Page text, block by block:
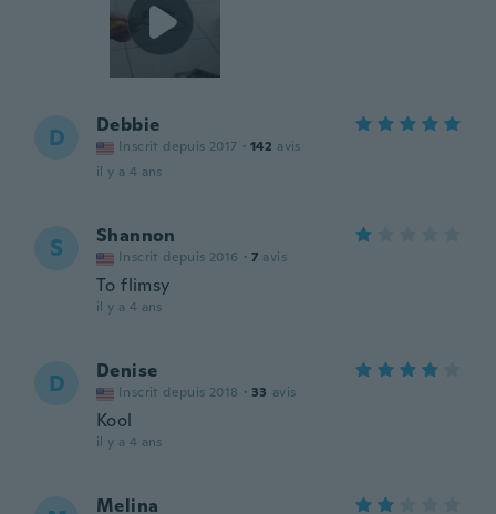
D Debbie
Inscrit depuis 2017 · 142 avis
il y a 4 ans
S Shannon
Inscrit depuis 2016 · 7 avis
To flimsy
il y a 4 ans
D Denise
Inscrit depuis 2018 · 33 avis
Kool
il y a 4 ans
Melina